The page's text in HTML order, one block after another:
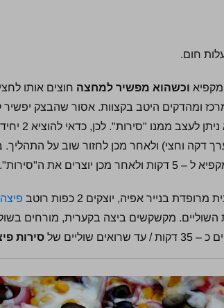
וכשהוא מפשיר למחצה חוצים אותו
ומהדקים היטב בקצוות. אסור שהבצק
הספיק להפשיר
דקה וחצי) ולאחר מכן לחזור שוב על
את ה"סירות".
בנייר אפיה, יוצקים 2 כפות רוטב
מקשקשים ביצה בקערית, מורחים
שוליים של
סירות